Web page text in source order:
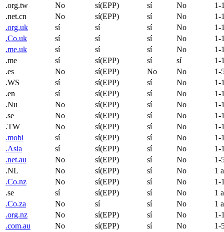
.org.tw
No sí(EPP) sí No
1-
.net.cn
No sí(EPP) sí No
1-
.org.uk
sí sí sí No
1-
.Co.uk
sí sí sí No
1-
.me.uk
sí sí sí No
1-
.me
sí sí(EPP) sí sí
1-
.es
No sí(EPP) No No
1-
.WS
sí sí(EPP) sí No
1-
.en
sí sí(EPP) sí No
1-
.Nu
No sí(EPP) sí No
1-
.se
No sí(EPP) sí No
1-
.TW
No sí(EPP) sí No
1-
.mobi
sí sí(EPP) sí No
1-
.Asia
sí sí(EPP) sí No
1-
.net.au
No sí(EPP) sí No
1-
.NL
No sí(EPP) sí No
1
.Co.nz
No sí(EPP) sí No
1-
.se
sí sí(EPP) sí No
1
.Co.za
No sí sí No
1
.org.nz
No sí(EPP) sí No
1-
.com.au
No sí(EPP) sí No
1-